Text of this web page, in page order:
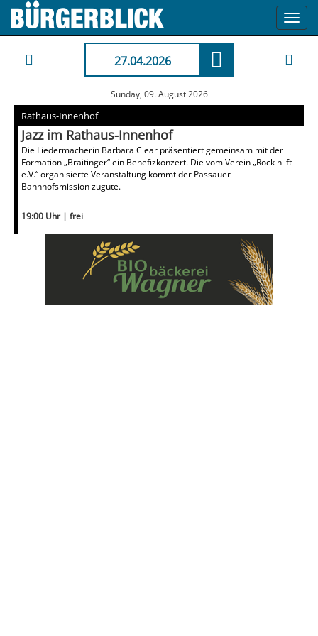
27.04.2026
Sunday, 09. August 2026
Rathaus-Innenhof
Jazz im Rathaus-Innenhof
Die Liedermacherin Barbara Clear präsentiert gemeinsam mit der
Formation „Braitinger“ ein Benefizkonzert. Die vom Verein „Rock hilft
e.V.“ organisierte Veranstaltung kommt der Passauer
Bahnhofsmission zugute.
19:00 Uhr | frei